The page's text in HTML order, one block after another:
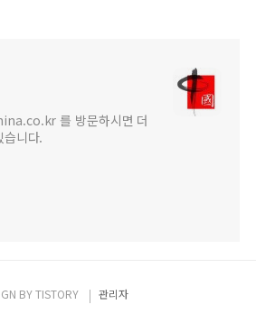
를 방문하시면 더
니다.
BYTISTORY 관리자